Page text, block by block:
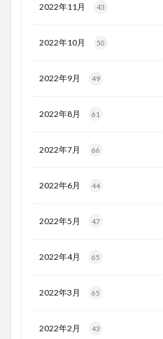
2022年11月 43
2022年10月 50
2022年9月 49
2022年8月 61
2022年7月 66
2022年6月 44
2022年5月 47
2022年4月 65
2022年3月 65
2022年2月 43